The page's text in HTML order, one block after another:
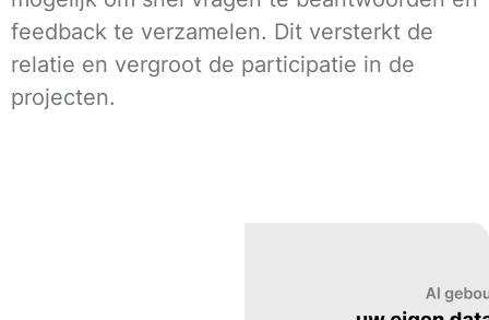
feedback te verzamelen. Dit versterkt de
relatie en vergroot de participatie in de
projecten.